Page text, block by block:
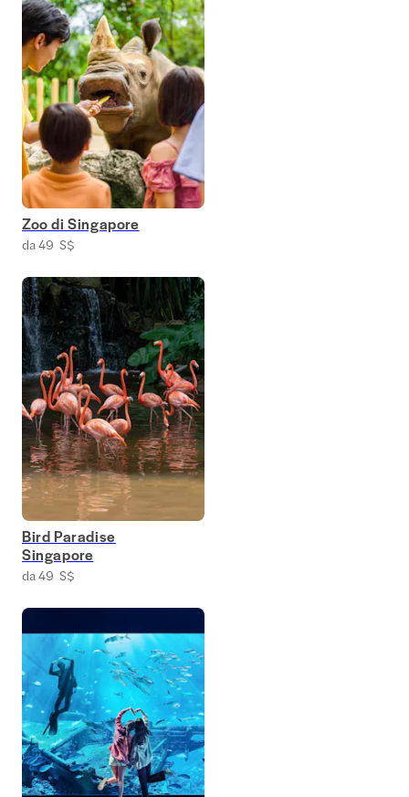
Zoo di Singapore
da 49 S$
Bird Paradise
Singapore
da 49 S$